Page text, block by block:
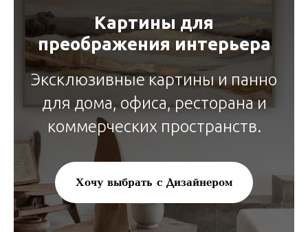
Картины для
преображения интерьера
Эксклюзивные картины и панно
для дома, офиса, ресторана и
коммерческих пространств.
Хочу выбрать с Дизайнером